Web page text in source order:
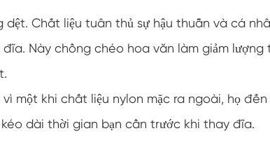
Chất liệu tuân thủ sự hậu thuẫn và cá
Này chồng chéo hoa văn làm giảm lượng
một khi chất liệu nylon mặc ra ngoài, họ đến
dài thời gian bạn cần trước khi thay đĩa.